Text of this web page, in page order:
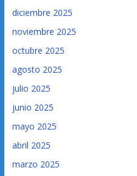
diciembre 2025
noviembre 2025
octubre 2025
agosto 2025
julio 2025
junio 2025
mayo 2025
abril 2025
marzo 2025